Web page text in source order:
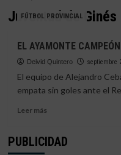
Juventud de Ginés
FÚTBOL PROVINCIAL
EL AYAMONTE
Deivid Quintero septiembre
El equipo de Alejandro
empata sin goles ante el
Leer másLeer
EL
PUBLICIDAD